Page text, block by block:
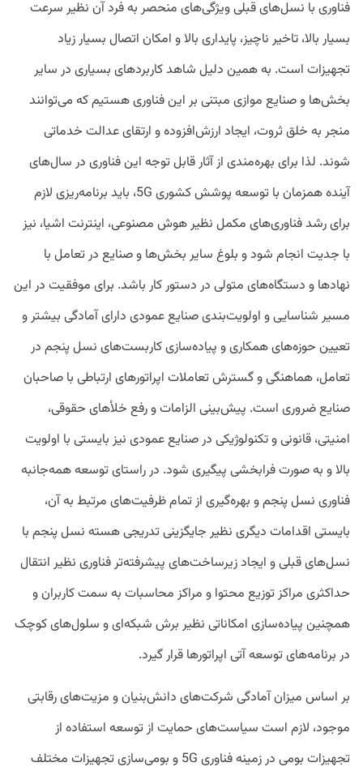
فناوری با نسل‌های قبلی ویژگی‌های منحصر به فرد آن نظیر سرعت
بسیار بالا، تاخیر ناچیز، پایداری بالا و امکان اتصال بسیار زیاد
تجهیزات است. به ‌همین دلیل شاهد کاربردهای بسیاری در سایر
بخش‌ها و صنایع موازی مبتنی بر این فناوری هستیم که می‌توانند
منجر به خلق ثروت، ایجاد ارزش‌افزوده و ارتقای عدالت خدماتی
شوند. لذا برای بهره‌مندی از آثار قابل‌ توجه این فناوری در سال‌های
آینده همزمان با توسعه پوشش کشوری 5G، باید برنامه‌ریزی لازم
برای رشد فناوری‌های مکمل نظیر هوش مصنوعی، اینترنت اشیا، نیز
با جدیت انجام شود و بلوغ سایر بخش‌ها و صنایع در تعامل با
نهادها و دستگاه‌های متولی در دستور کار باشد. برای موفقیت در این
مسیر شناسایی و اولویت‌بندی صنایع عمودی دارای آمادگی بیشتر و
تعیین حوزه‌های همکاری و پیاده‌سازی کاربست‌های نسل پنجم در
تعامل، هماهنگی و گسترش تعاملات اپراتورهای ارتباطی با صاحبان
صنایع ضروری است. پیش‌بینی الزامات و رفع خلأ‌های حقوقی،
امنیتی، قانونی و تکنولوژیکی در صنایع عمودی نیز بایستی با اولویت
بالا و به صورت فرابخشی پیگیری شود. در راستای توسعه همه‌جانبه
فناوری نسل پنجم و بهره‌گیری از تمام ظرفیت‌های مرتبط به آن،
بایستی اقدامات دیگری نظیر جایگزینی تدریجی هسته نسل پنجم با
نسل‌های قبلی و ایجاد زیرساخت‌های پیشرفته‌تر فناوری نظیر انتقال
حداکثری مراکز توزیع محتوا و مراکز محاسبات به سمت کاربران و
همچنین پیاده‌سازی امکاناتی نظیر برش شبکه‌ای و سلول‌های کوچک
در برنامه‌های توسعه آتی اپراتورها قرار گیرد.
بر اساس میزان آمادگی شرکت‌های دانش‌بنیان و مزیت‌های رقابتی
موجود، لازم است سیاست‌های حمایت از توسعه استفاده از
تجهیزات بومی در زمینه فناوری 5G و بومی‌سازی تجهیزات مختلف